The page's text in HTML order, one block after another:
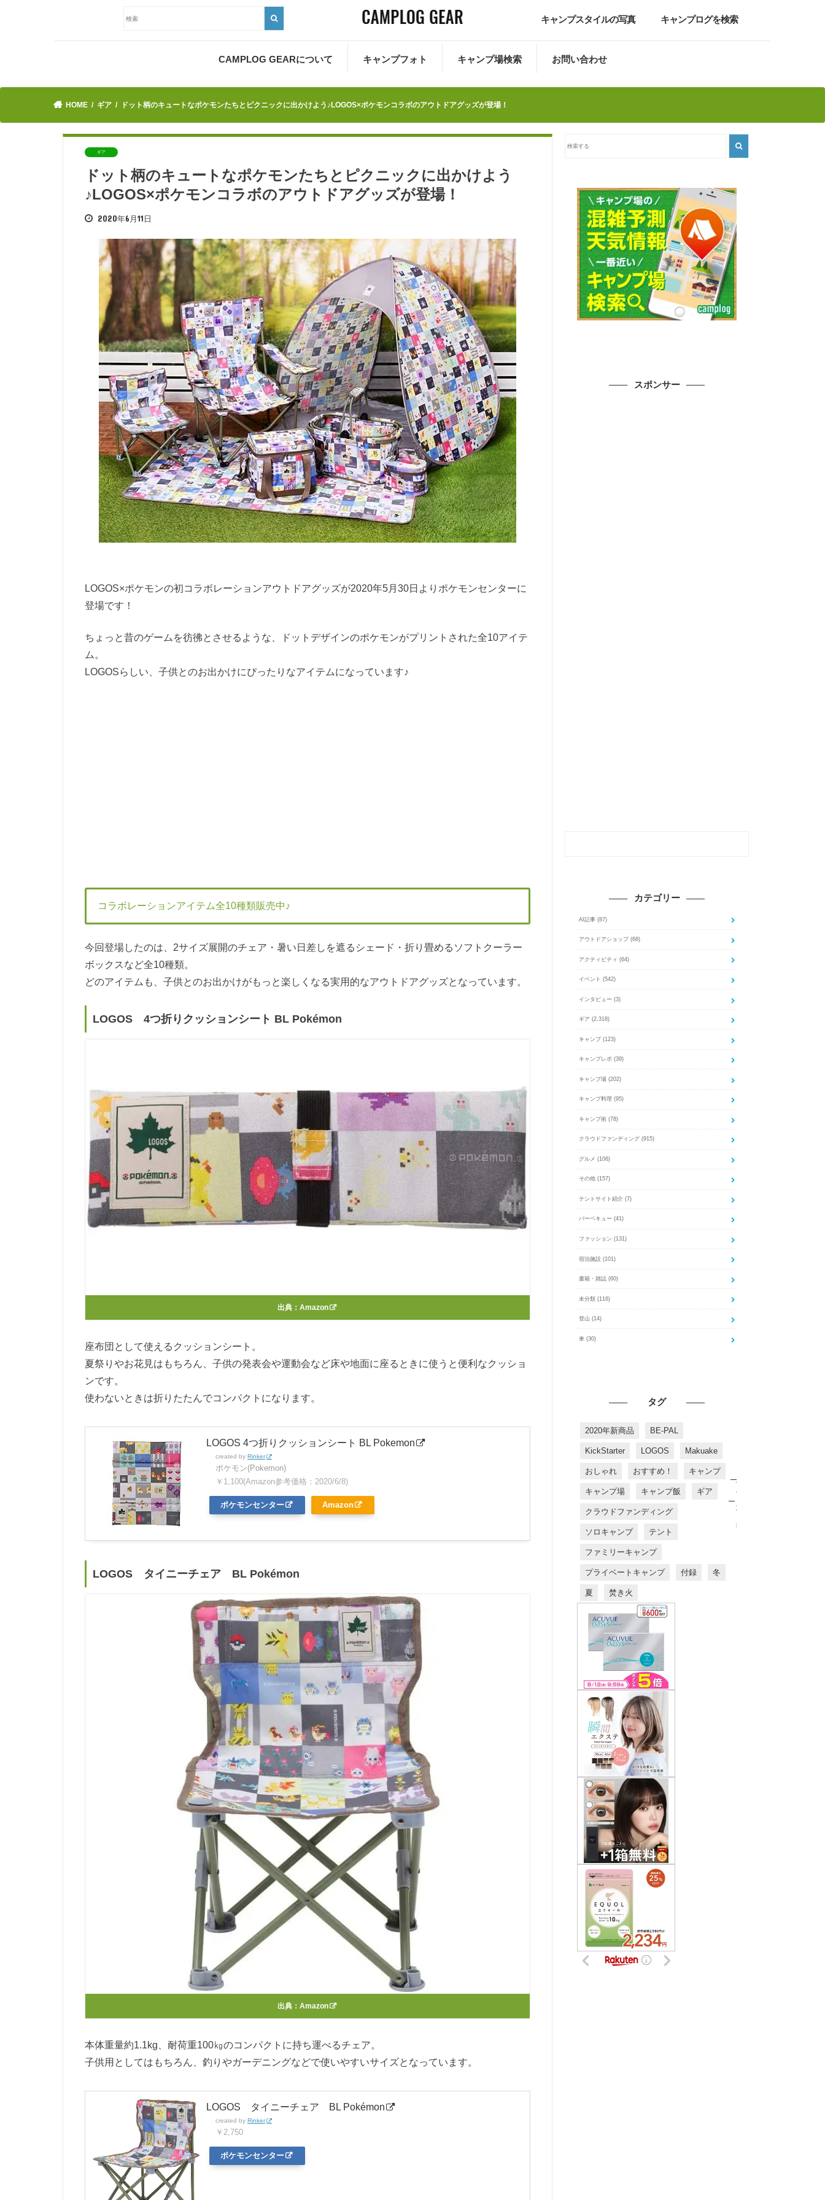
キャンプスタイルの写真 キャンプログを検索
CAMPLOG GEARについて キャンプフォト キャンプ場検索 お問い合わせ
HOME ギア ドット柄のキュートなポケモンたちとピクニックに出かけよう♪LOGOS×ポケモンコラボのアウトドアグッズが登場！
ギア
ドット柄のキュートなポケモンたちとピクニックに出かけよう
♪LOGOS×ポケモンコラボのアウトドアグッズが登場！
2020年6月11日
LOGOS×ポケモンの初コラボレーションアウトドアグッズが2020年5月30日よりポケモンセンターに
登場です！
ちょっと昔のゲームを彷彿とさせるような、ドットデザインのポケモンがプリントされた全10アイテ
ム。
LOGOSらしい、子供とのお出かけにぴったりなアイテムになっています♪
コラボレーションアイテム全10種類販売中♪
今回登場したのは、2サイズ展開のチェア・暑い日差しを遮るシェード・折り畳めるソフトクーラー
ボックスなど全10種類。
どのアイテムも、子供とのお出かけがもっと楽しくなる実用的なアウトドアグッズとなっています。
LOGOS 4つ折りクッションシート BL Pokémon
出典： Amazon
座布団として使えるクッションシート。
夏祭りやお花見はもちろん、子供の発表会や運動会など床や地面に座るときに使うと便利なクッショ
ンです。
使わないときは折りたたんでコンパクトになります。
LOGOS 4つ折りクッションシート BL Pokemon
created byRinker
ポケモン(Pokemon)
￥1,100(Amazon参考価格：2020/6/8)
ポケモンセンター Amazon
LOGOS タイニーチェア BL Pokémon
出典： Amazon
本体重量約1.1kg、耐荷重100㎏のコンパクトに持ち運べるチェア。
子供用としてはもちろん、釣りやガーデニングなどで使いやすいサイズとなっています。
LOGOS タイニーチェア BL Pokémon
created byRinker
￥2,750
ポケモンセンター
スポンサー
カテゴリー
AI記事 (87)
アウトドアショップ (68)
アクティビティ (64)
イベント (542)
インタビュー (3)
ギア (2,318)
キャンプ (123)
キャンプレポ (39)
キャンプ場 (202)
キャンプ料理 (95)
キャンプ術 (78)
クラウドファンディング (915)
グルメ (106)
その他 (157)
テントサイト紹介 (7)
バーベキュー (41)
ファッション (131)
宿泊施設 (101)
書籍・雑誌 (60)
未分類 (116)
登山 (14)
車 (30)
タグ
2020年新商品 BE-PAL
KickStarter LOGOS Makuake
おしゃれ おすすめ！ キャンプ
キャンプ場 キャンプ飯 ギア
クラウドファンディング
ソロキャンプ テント
ファミリーキャンプ
プライベートキャンプ 付録 冬
夏 焚き火
す
す
め
商
品